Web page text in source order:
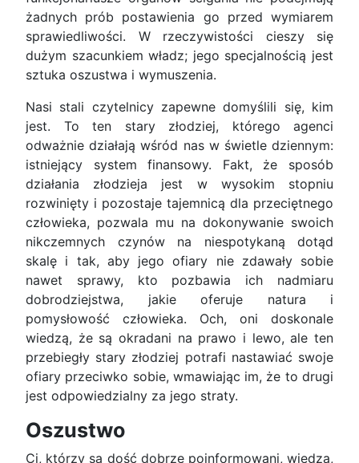
żadnych prób postawienia go przed wymiarem
sprawiedliwości. W rzeczywistości cieszy się
dużym szacunkiem władz; jego specjalnością jest
sztuka oszustwa i wymuszenia.
Nasi stali czytelnicy zapewne domyślili się, kim
jest. To ten stary złodziej, którego agenci
odważnie działają wśród nas w świetle dziennym:
istniejący system finansowy. Fakt, że sposób
działania złodzieja jest w wysokim stopniu
rozwinięty i pozostaje tajemnicą dla przeciętnego
człowieka, pozwala mu na dokonywanie swoich
nikczemnych czynów na niespotykaną dotąd
skalę i tak, aby jego ofiary nie zdawały sobie
nawet sprawy, kto pozbawia ich nadmiaru
dobrodziejstwa, jakie oferuje natura i
pomysłowość człowieka. Och, oni doskonale
wiedzą, że są okradani na prawo i lewo, ale ten
przebiegły stary złodziej potrafi nastawiać swoje
ofiary przeciwko sobie, wmawiając im, że to drugi
jest odpowiedzialny za jego straty.
Oszustwo
Ci, którzy są dość dobrze poinformowani, wiedzą,